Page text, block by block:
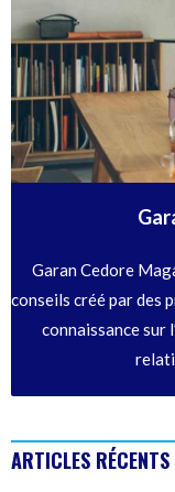
Garan Cedore
conseils créé par des
connaissance sur
ARTICLES RÉCENTS